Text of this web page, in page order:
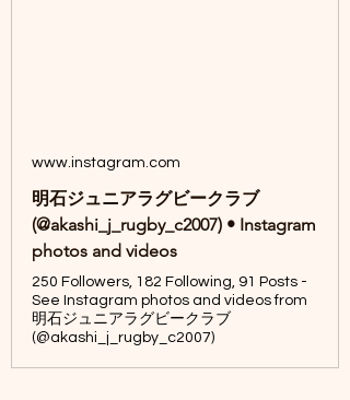
www.instagram.com
明石ジュニアラグビークラブ
(@akashi_j_rugby_c2007) • Instagram
photos and videos
250 Followers, 182 Following, 91 Posts -
See Instagram photos and videos from
明石ジュニアラグビークラブ
(@akashi_j_rugby_c2007)